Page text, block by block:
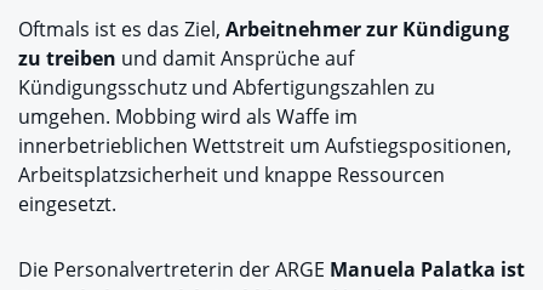
Oftmals ist es das Ziel, Arbeitnehmer zur Kündigung
zu treiben und damit Ansprüche auf
Kündigungsschutz und Abfertigungszahlen zu
umgehen. Mobbing wird als Waffe im
innerbetrieblichen Wettstreit um Aufstiegspositionen,
Arbeitsplatzsicherheit und knappe Ressourcen
eingesetzt.
Die Personalvertreterin der ARGE Manuela Palatka ist